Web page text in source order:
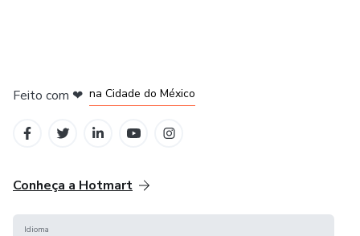
Feito com ❤ na Cidade do México
Conheça a Hotmart
Idioma